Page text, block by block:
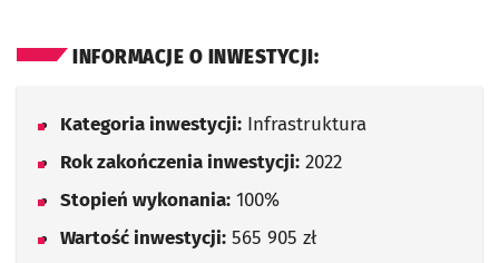
INFORMACJE O INWESTYCJI:
Kategoria inwestycji: Infrastruktura
Rok zakończenia inwestycji: 2022
Stopień wykonania: 100%
Wartość inwestycji: 565 905 zł